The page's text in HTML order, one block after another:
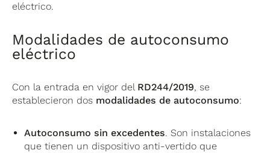
eléctrico.
Modalidades de autoconsumo
eléctrico
Con la entrada en vigor del RD244/2019, se
establecieron dos modalidades de autoconsumo:
Autoconsumo sin excedentes. Son instalaciones
que tienen un dispositivo anti-vertido que